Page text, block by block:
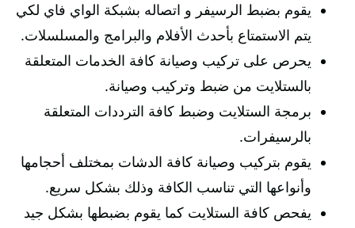
يقوم بضبط الرسيفر و اتصاله بشبكة الواي فاي لكي
يتم الاستمتاع بأحدث الأفلام والبرامج والمسلسلات.
يحرص على تركيب وصيانة كافة الخدمات المتعلقة
بالستلايت من ضبط وتركيب وصيانة.
برمجة الستلايت وضبط كافة الترددات المتعلقة
بالرسيفرات.
يقوم بتركيب وصيانة كافة الدشات بمختلف أحجامها
وأنواعها التي تناسب الكافة وذلك بشكل سريع.
يفحص كافة الستلايت كما يقوم بضبطها بشكل جيد